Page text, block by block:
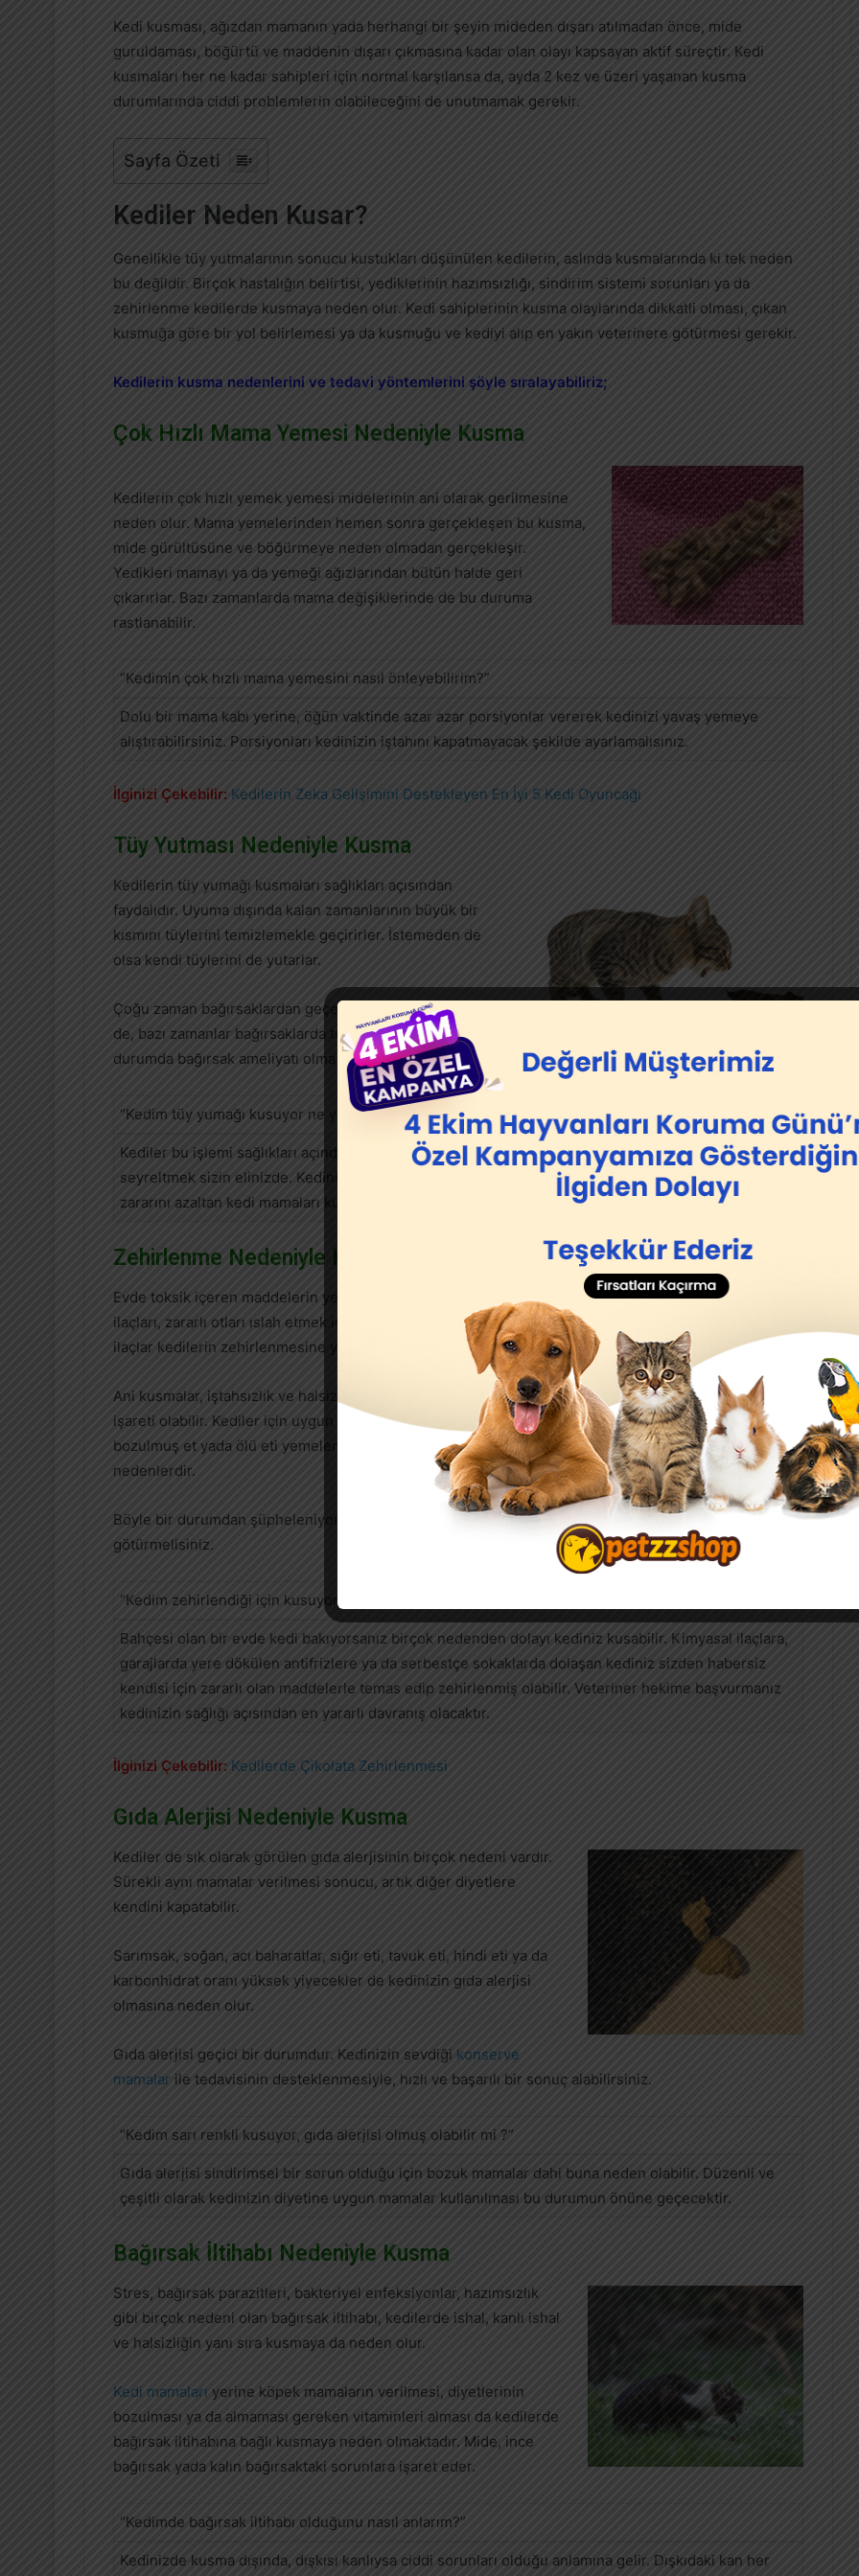
Kedi kusması, ağızdan mamanın yada herhangi bir şeyin mideden dışarı atılmadan önce, mide
guruldaması, böğürtü ve maddenin dışarı çıkmasına kadar olan olayı kapsayan aktif süreçtir. Kedi
kusmaları her ne kadar sahipleri için normal karşılansa da, ayda 2 kez ve üzeri yaşanan kusma
durumlarında ciddi problemlerin olabileceğini de unutmamak gerekir.
Sayfa Özeti
Kediler Neden Kusar?
Genellikle tüy yutmalarının sonucu kustukları düşünülen kedilerin, aslında kusmalarında ki tek neden
bu değildir. Birçok hastalığın belirtisi, yediklerinin hazımsızlığı, sindirim sistemi sorunları ya da
zehirlenme kedilerde kusmaya neden olur. Kedi sahiplerinin kusma olaylarında dikkatli olması, çıkan
kusmuğa göre bir yol belirlemesi ya da kusmuğu ve kediyi alıp en yakın veterinere götürmesi gerekir.
Kedilerin kusma nedenlerini ve tedavi yöntemlerini şöyle sıralayabiliriz;
Çok Hızlı Mama Yemesi Nedeniyle Kusma
Kedilerin çok hızlı yemek yemesi midelerinin ani olarak gerilmesine
neden olur. Mama yemelerinden hemen sonra gerçekleşen bu kusma,
mide gürültüsüne ve böğürmeye neden olmadan gerçekleşir.
Yedikleri mamayı ya da yemeği ağızlarından bütün halde geri
çıkarırlar. Bazı zamanlarda mama değişiklerinde de bu duruma
rastlanabilir.
“Kedimin çok hızlı mama yemesini nasıl önleyebilirim?”
Dolu bir mama kabı yerine, öğün vaktinde azar azar porsiyonlar vererek kedinizi yavaş yemeye
alıştırabilirsiniz. Porsiyonları kedinizin iştahını kapatmayacak şekilde ayarlamalısınız.
İlginizi Çekebilir: Kedilerin Zeka Gelişimini Destekleyen En İyi 5 Kedi Oyuncağı
Tüy Yutması Nedeniyle Kusma
Kedilerin tüy yumağı kusmaları sağlıkları açısından
faydalıdır. Uyuma dışında kalan zamanlarının büyük bir
kısmını tüylerini temizlemekle geçirirler. İstemeden de
olsa kendi tüylerini de yutarlar.
Çoğu zaman bağırsaklardan geçerek dışkı olarak atılabilse
de, bazı zamanlar bağırsaklarda tıkanıklığa yol açabilir. Bu
durumda bağırsak ameliyatı olma ihtimali yüksektir.
“Kedim tüy yumağı kusuyor ne yapmalıyım ?”
Kediler bu işlemi sağlıkları açından yapmak zorundadırlar. Kedi sahipleri olarak bu durumu
seyreltmek sizin elinizde. Kedinizin tüylerini kedi tarağı ile sık sık tarayıp, kedilere yutulan tüylerin
zararını azaltan kedi mamaları kullanabilirsiniz.
Zehirlenme Nedeniyle Kusma
Evde toksik içeren maddelerin yenmesi, gıda spreyleri, böcek
ilaçları, zararlı otları ıslah etmek için bahçelerde kullanılan sprey
ilaçlar kedilerin zehirlenmesine yol açar.
Ani kusmalar, iştahsızlık ve halsizlik kedilerde zehirlenmelerin
işareti olabilir. Kediler için uygun olmayan mamaların verilmesi,
bozulmuş et yada ölü eti yemeleri de zehirlenmelerinde önemli
nedenlerdir.
Böyle bir durumdan şüpheleniyorsanız kesinlikle kedinizi kusmuk örneği ile bir veterinere
götürmelisiniz.
“Kedim zehirlendiği için kusuyor olabilir mi ?”
Bahçesi olan bir evde kedi bakıyorsanız birçok nedenden dolayı kediniz kusabilir. Kimyasal ilaçlara,
garajlarda yere dökülen antifrizlere ya da serbestçe sokaklarda dolaşan kediniz sizden habersiz
kendisi için zararlı olan maddelerle temas edip zehirlenmiş olabilir. Veteriner hekime başvurmanız
kedinizin sağlığı açısından en yararlı davranış olacaktır.
İlginizi Çekebilir: Kedilerde Çikolata Zehirlenmesi
Gıda Alerjisi Nedeniyle Kusma
Kediler de sık olarak görülen gıda alerjisinin birçok nedeni vardır.
Sürekli aynı mamalar verilmesi sonucu, artık diğer diyetlere
kendini kapatabilir.
Sarımsak, soğan, acı baharatlar, sığır eti, tavuk eti, hindi eti ya da
karbonhidrat oranı yüksek yiyecekler de kedinizin gıda alerjisi
olmasına neden olur.
Gıda alerjisi geçici bir durumdur. Kedinizin sevdiği konserve
mamalar ile tedavisinin desteklenmesiyle, hızlı ve başarılı bir sonuç alabilirsiniz.
“Kedim sarı renkli kusuyor, gıda alerjisi olmuş olabilir mi ?”
Gıda alerjisi sindirimsel bir sorun olduğu için bozuk mamalar dahi buna neden olabilir. Düzenli ve
çeşitli olarak kedinizin diyetine uygun mamalar kullanılması bu durumun önüne geçecektir.
Bağırsak İltihabı Nedeniyle Kusma
Stres, bağırsak parazitleri, bakteriyel enfeksiyonlar, hazımsızlık
gibi birçok nedeni olan bağırsak iltihabı, kedilerde ishal, kanlı ishal
ve halsizliğin yanı sıra kusmaya da neden olur.
Kedi mamaları yerine köpek mamaların verilmesi, diyetlerinin
bozulması ya da almaması gereken vitaminleri alması da kedilerde
bağırsak iltihabına bağlı kusmaya neden olmaktadır. Mide, ince
bağırsak yada kalın bağırsaktaki sorunlara işaret eder.
“Kedimde bağırsak iltihabı olduğunu nasıl anlarım?”
Kedinizde kusma dışında, dışkısı kanlıysa ciddi sorunları olduğu anlamına gelir. Dışkıdaki kan her